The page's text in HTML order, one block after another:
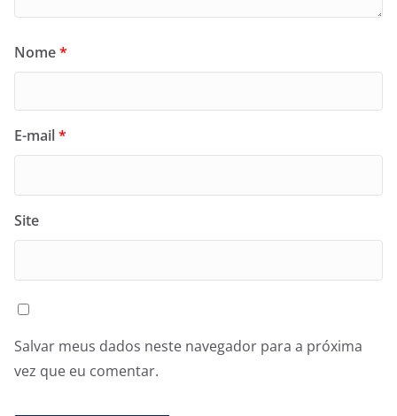
Nome*
E-mail*
Site
Salvar meus dados neste navegador para a próxima
vez que eu comentar.